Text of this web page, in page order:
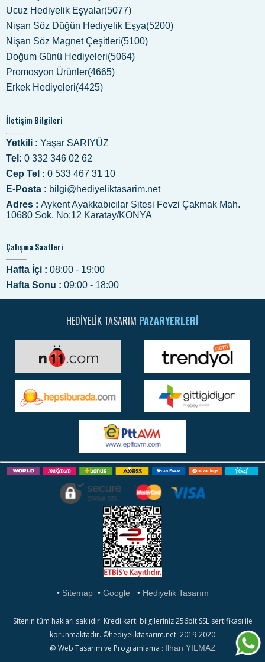
Ucuz Hediyelik Eşyalar(5077)
Nişan Söz Düğün Hediyelik Eşya(5200)
Nişan Söz Magnet Çeşitleri(5100)
Doğum Günü Hediyeleri(5064)
Promosyon Ürünler(4665)
Erkek Hediyeleri(4425)
İletişim Bilgileri
Yetkili : Yaşar SARIYÜZ
Tel: 0 332 346 02 62
Cep Tel : 0 533 467 31 10
E-Posta : bilgi@hediyeliktasarim.net
Adres : Aykent Ayakkabıcılar Sitesi Fevzi Çakmak Mah.
10680 Sok. No:12 Karatay/KONYA
Çalışma Saatleri
Hafta İçi : 08:00 - 19:00
Hafta Sonu : 09:00 - 18:00
HEDIYELIK TASARIM PAZARYERLERI
• Sitemap• Google • Hediyelik Tasarım
Sitenin tüm hakları saklıdır. Kredi kartı bilgileriniz 256bit SSL sertifikası ile
korunmaktadır. ©hediyeliktasarim.net 2019-2020
@ Web Tasarım ve Programlama : İlhan YILMAZ